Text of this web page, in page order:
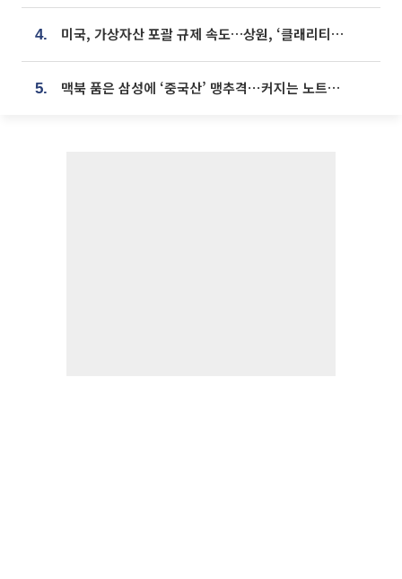
4. 미국, 가상자산 포괄 규제 속도…상원, ‘클래리티법’ 9월 절차투표 추진
5. 맥북 품은 삼성에 ‘중국산’ 맹추격⋯커지는 노트북 OLED 시장